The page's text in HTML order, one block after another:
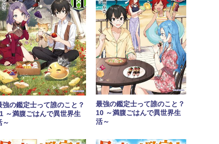
強の鑑定士って誰のこと？
～満腹ごはんで異世界生
～
最強の鑑定士って誰のこと？
10 ～満腹ごはんで異世界生
活～